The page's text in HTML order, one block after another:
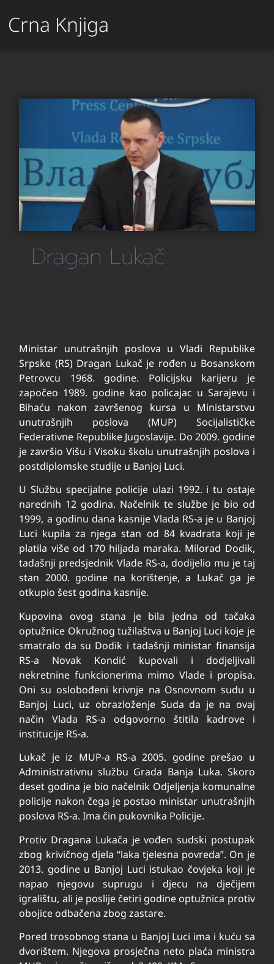
Crna Knjiga
Dragan Lukač
Ministar unutrašnjih poslova u Vladi Republike
Srpske (RS) Dragan Lukač je rođen u Bosanskom
Petrovcu 1968. godine. Policijsku karijeru je
započeo 1989. godine kao policajac u Sarajevu i
Bihaću nakon završenog kursa u Ministarstvu
unutrašnjih poslova (MUP) Socijalističke
Federativne Republike Jugoslavije. Do 2009. godine
je završio Višu i Visoku školu unutrašnjih poslova i
postdiplomske studije u Banjoj Luci.
U Službu specijalne policije ulazi 1992. i tu ostaje
narednih 12 godina. Načelnik te službe je bio od
1999, a godinu dana kasnije Vlada RS-a je u Banjoj
Luci kupila za njega stan od 84 kvadrata koji je
platila više od 170 hiljada maraka. Milorad Dodik,
tadašnji predsjednik Vlade RS-a, dodijelio mu je taj
stan 2000. godine na korištenje, a Lukač ga je
otkupio šest godina kasnije.
Kupovina ovog stana je bila jedna od tačaka
optužnice Okružnog tužilaštva u Banjoj Luci koje je
smatralo da su Dodik i tadašnji ministar finansija
RS-a Novak Kondić kupovali i dodjeljivali
nekretnine funkcionerima mimo Vlade i propisa.
Oni su oslobođeni krivnje na Osnovnom sudu u
Banjoj Luci, uz obrazloženje Suda da je na ovaj
način Vlada RS-a odgovorno štitila kadrove i
institucije RS-a.
Lukač je iz MUP-a RS-a 2005. godine prešao u
Administrativnu službu Grada Banja Luka. Skoro
deset godina je bio načelnik Odjeljenja komunalne
policije nakon čega je postao ministar unutrašnjih
poslova RS-a. Ima čin pukovnika Policije.
Protiv Dragana Lukača je vođen sudski postupak
zbog krivičnog djela “laka tjelesna povreda”. On je
2013. godine u Banjoj Luci istukao čovjeka koji je
napao njegovu suprugu i djecu na dječijem
igralištu, ali je poslije četiri godine optužnica protiv
obojice odbačena zbog zastare.
Pored trosobnog stana u Banjoj Luci ima i kuću sa
dvorištem. Njegova prosječna neto plaća ministra